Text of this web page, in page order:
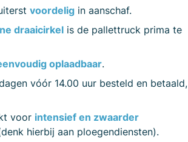
voordelig in aanschaf.
draaicirkel is de pallettruck prima te
oplaadbaar.
vóór 14.00 uur besteld en betaald,
voor intensief en zwaarder
hierbij aan ploegendiensten).